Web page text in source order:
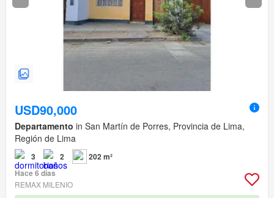
USD90,000
Departamento in San Martín de Porres, Provincia de Lima,
Región de Lima
3 2
202 m²
Hace 6 días
REMAX MILENIO